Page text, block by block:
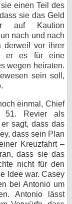
einen Teil des
sie das Geld
auf Kaution
nach und nach
derweil vor ihrer
er es für eine
wegen heiraten.
sein soll,
einmal, Chief
51. Revier als
sagt, dass das
dass sein Plan
Kreuzfahrt –
dass sie das
nicht für den
Idee war. Casey
bei Antonio um
Antonio lässt